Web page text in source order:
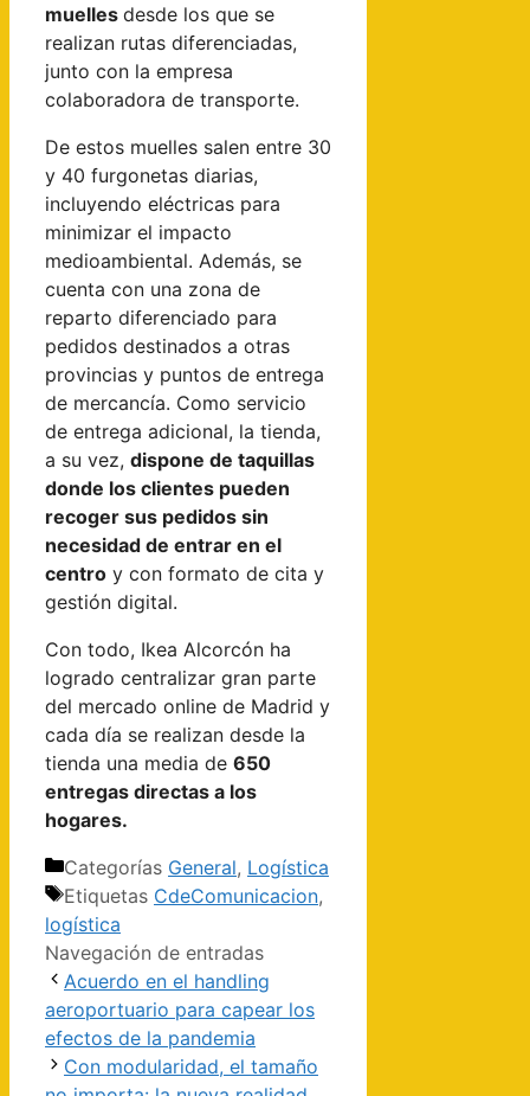
muelles desde los que se
realizan rutas diferenciadas,
junto con la empresa
colaboradora de transporte.
De estos muelles salen entre 30
y 40 furgonetas diarias,
incluyendo eléctricas para
minimizar el impacto
medioambiental. Además, se
cuenta con una zona de
reparto diferenciado para
pedidos destinados a otras
provincias y puntos de entrega
de mercancía. Como servicio
de entrega adicional, la tienda,
a su vez, dispone de taquillas
donde los clientes pueden
recoger sus pedidos sin
necesidad de entrar en el
centro y con formato de cita y
gestión digital.
Con todo, Ikea Alcorcón ha
logrado centralizar gran parte
del mercado online de Madrid y
cada día se realizan desde la
tienda una media de 650
entregas directas a los
hogares.
Categorías General, Logística
Etiquetas CdeComunicacion,
logística
Navegación de entradas
Acuerdo en el handling
aeroportuario para capear los
efectos de la pandemia
Con modularidad, el tamaño